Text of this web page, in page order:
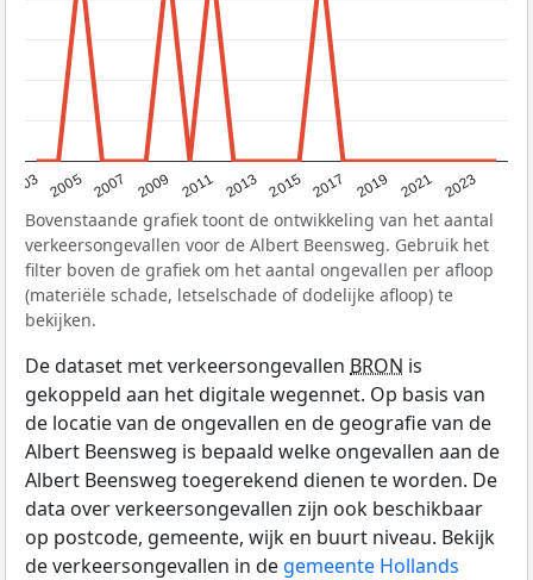
2003 2005 2007 2009 2011 2013 2015 2017 2019 2021 2023
Bovenstaande grafiek toont de ontwikkeling van het aantal
verkeersongevallen voor de Albert Beensweg. Gebruik het
filter boven de grafiek om het aantal ongevallen per afloop
(materiële schade, letselschade of dodelijke afloop) te
bekijken.
De dataset met verkeersongevallen BRON is
gekoppeld aan het digitale wegennet. Op basis van
de locatie van de ongevallen en de geografie van de
Albert Beensweg is bepaald welke ongevallen aan de
Albert Beensweg toegerekend dienen te worden. De
data over verkeersongevallen zijn ook beschikbaar
op postcode, gemeente, wijk en buurt niveau. Bekijk
de verkeersongevallen in de gemeente Hollands